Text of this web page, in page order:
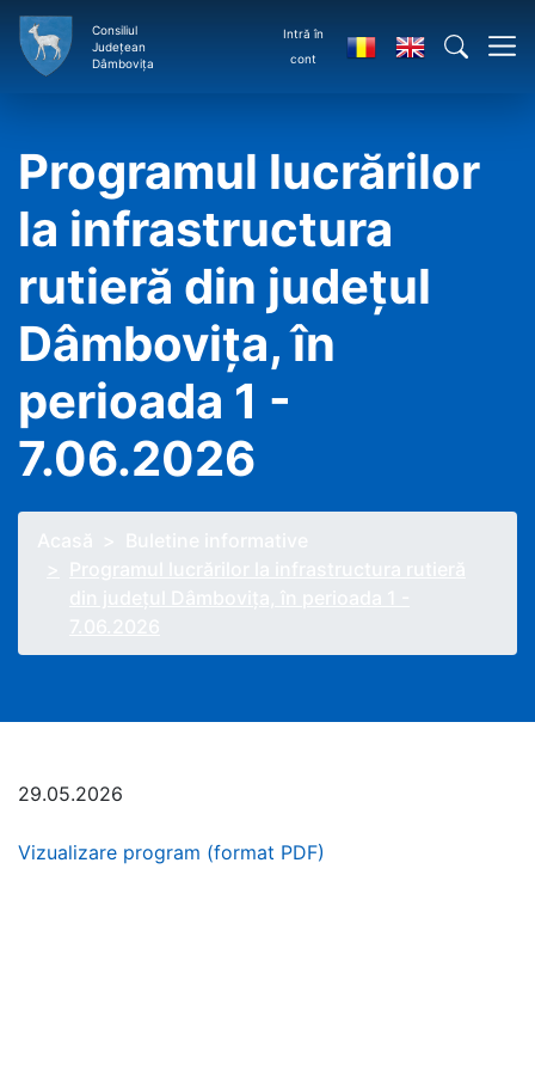
Consiliul
Județean
Dâmbovița
Intră în
cont
Programul lucrărilor
la infrastructura
rutieră din județul
Dâmbovița, în
perioada 1 -
7.06.2026
29.05.2026
Vizualizare program (format PDF)